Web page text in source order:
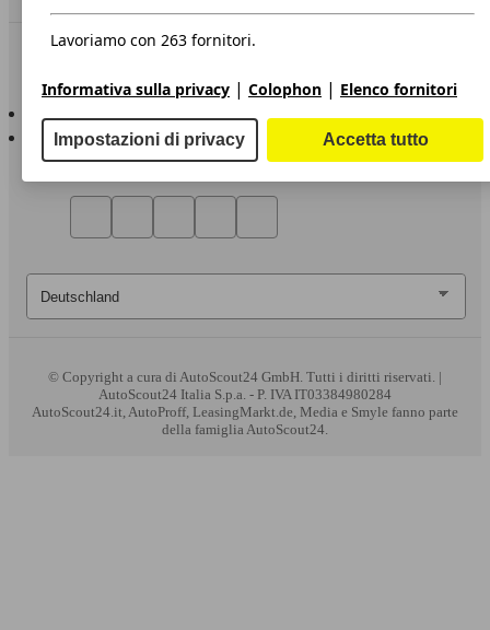
Sempre con te
AutoScout24 per Android
© Copyright a cura di AutoScout24 GmbH. Tutti i diritti riservati. |
AutoScout24 Italia S.p.a. - P. IVA IT03384980284
AutoScout24.it, AutoProff, LeasingMarkt.de, Media e Smyle fanno parte
della famiglia AutoScout24.
Lavoriamo con 263 fornitori.
Informativa sulla privacy | Colophon | Elenco fornitori
Impostazioni di privacy Accetta tutto